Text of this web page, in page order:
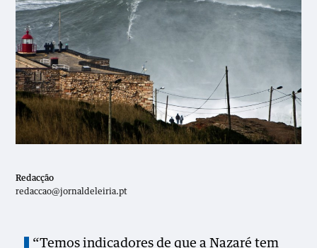
Redacção
redaccao@jornaldeleiria.pt
“Temos indicadores de que a Nazaré tem